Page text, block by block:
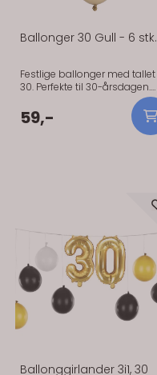
Ballonger 30 Gull - 6 stk.
Festlige ballonger med tallet
30. Perfekte til 30-årsdagen.
Pakke med 6 ballonger i gull.
Str 30 cm. Festlige ballonger
med tallet 30. Perfekte til 30-
59,-
Ballonggirlander 3i1, 30
På lager